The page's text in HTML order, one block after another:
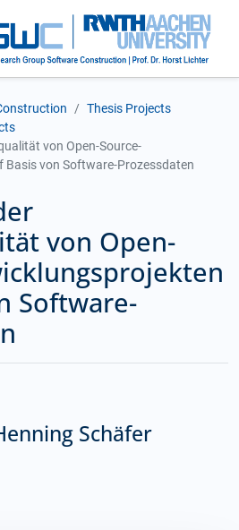
Thesis Projects
von Open-Source-
von Software-Prozessdaten
von Open-
Software-
Schäfer